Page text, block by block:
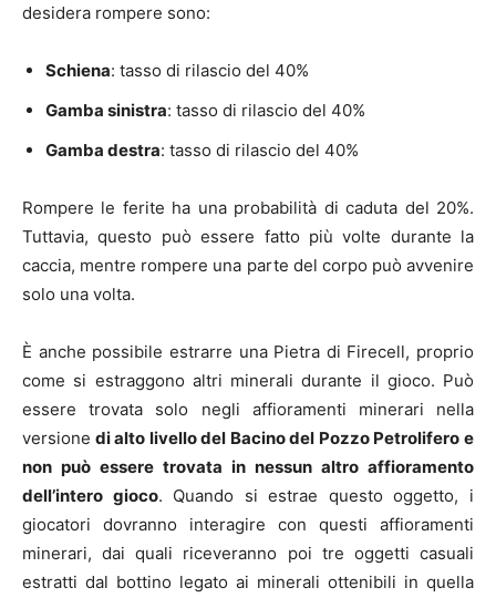
desidera rompere sono:
Schiena: tasso di rilascio del 40%
Gamba sinistra: tasso di rilascio del 40%
Gamba destra: tasso di rilascio del 40%
Rompere le ferite ha una probabilità di caduta del 20%.
Tuttavia, questo può essere fatto più volte durante la
caccia, mentre rompere una parte del corpo può avvenire
solo una volta.
È anche possibile estrarre una Pietra di Firecell, proprio
come si estraggono altri minerali durante il gioco. Può
essere trovata solo negli affioramenti minerari nella
versione di alto livello del Bacino del Pozzo Petrolifero e
non può essere trovata in nessun altro affioramento
dell’intero gioco. Quando si estrae questo oggetto, i
giocatori dovranno interagire con questi affioramenti
minerari, dai quali riceveranno poi tre oggetti casuali
estratti dal bottino legato ai minerali ottenibili in quella